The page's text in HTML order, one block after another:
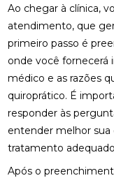
Ao chegar à clínica,
atendimento, que
primeiro passo é
onde você fornecerá
médico e as razões
quiroprático. É
responder às
entender melhor sua
tratamento
Após o
FISIOTERAPIA OCULAR: COMO MELHORAR A SAÚDE
DOS SEUS
VISUAL
FISIOTERAPIA
FISIOTERAPIA OCULAR: MELHORES PRÁTICAS E
BENEFÍCIOS
FISIOTERAPIA OCULAR: SAIBA COMO MELHORAR A
SAÚDE DOS